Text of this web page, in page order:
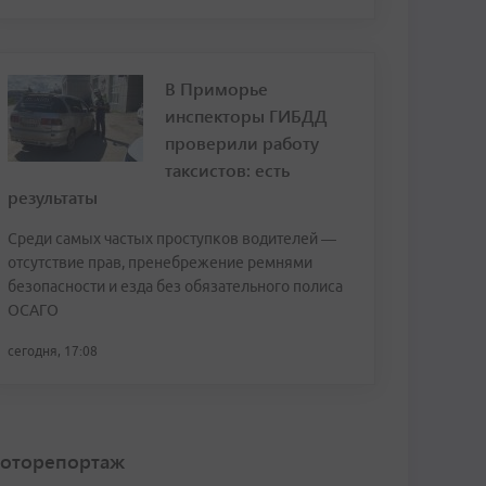
В Приморье
инспекторы ГИБДД
проверили работу
таксистов: есть
результаты
Среди самых частых проступков водителей —
отсутствие прав, пренебрежение ремнями
безопасности и езда без обязательного полиса
ОСАГО
сегодня, 17:08